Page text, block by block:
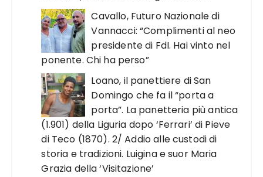
Cavallo, Futuro Nazionale di
Vannacci: “Complimenti al neo
presidente di FdI. Hai vinto nel
ponente. Chi ha perso”
Loano, il panettiere di San
Domingo che fa il “porta a
porta”. La panetteria più antica
(1.901) della Liguria dopo ‘Ferrari’ di Pieve
di Teco (1870). 2/ Addio alle custodi di
storia e tradizioni. Luigina e suor Maria
Grazia della ‘Visitazione’